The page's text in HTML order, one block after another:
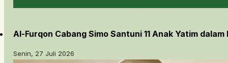
Al-Furqon Cabang Simo Santuni 11 Anak Yatim
Senin, 27 Juli 2026